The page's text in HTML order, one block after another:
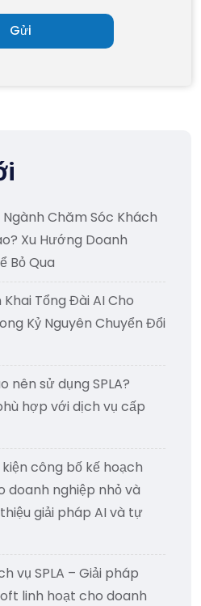
Chăm Sóc Khách
Xu Hướng Doanh
Bỏ Qua
Khai Tổng Đài AI Cho
Kỷ Nguyên Chuyển Đổi
nên sử dụng SPLA?
hợp với dịch vụ cấp
công bố kế hoạch
doanh nghiệp nhỏ và
giải pháp AI và tự
vụ SPLA – Giải pháp
linh hoạt cho doanh